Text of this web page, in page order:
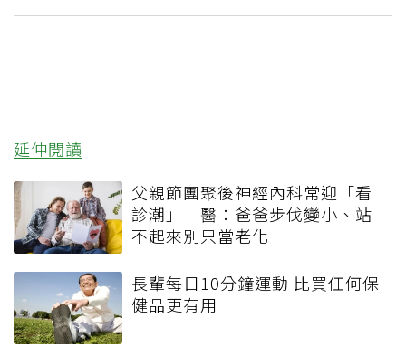
延伸閱讀
父親節團聚後神經內科常迎「看
診潮」 醫：爸爸步伐變小、站
不起來別只當老化
長輩每日10分鐘運動 比買任何保
健品更有用